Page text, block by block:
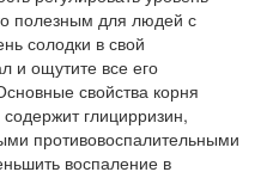
полезным для людей с
солодки в свой
и ощутите все его
свойства корня
глицирризин,
противовоспалительными
воспаление в